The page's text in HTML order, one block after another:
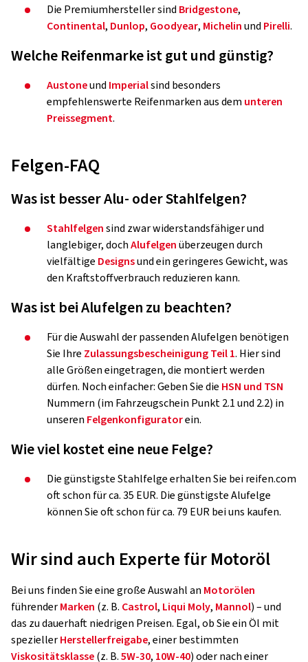
Die Premiumhersteller sind Bridgestone,
Continental, Dunlop, Goodyear, Michelinund Pirelli.
Welche Reifenmarke ist gut und günstig?
Austoneund Imperialsind besonders
empfehlenswerte Reifenmarken aus dem unteren
Preissegment.
Felgen-FAQ
Was ist besser Alu- oder Stahlfelgen?
Stahlfelgensind zwar widerstandsfähiger und
langlebiger, dochAlufelgenüberzeugen durch
vielfältige Designsund ein geringeres Gewicht, was
den Kraftstoffverbrauch reduzieren kann.
Was ist bei Alufelgen zu beachten?
Für die Auswahl der passenden Alufelgen benötigen
Sie Ihre Zulassungsbescheinigung Teil 1. Hier sind
alle Größen eingetragen, die montiert werden
dürfen. Noch einfacher: Geben Sie die HSN und TSN
Nummern (im Fahrzeugschein Punkt 2.1 und 2.2) in
unseren Felgenkonfiguratorein.
Wie viel kostet eine neue Felge?
Die günstigste Stahlfelge erhalten Sie bei reifen.com
oft schon für ca. 35 EUR. Die günstigste Alufelge
können Sie oft schon für ca. 79 EUR bei uns kaufen.
Wir sind auch Experte für Motoröl
Bei uns finden Sie eine große Auswahl an Motorölen
führenderMarken (z. B. Castrol, Liqui Moly, Mannol) – und
das zu dauerhaft niedrigen Preisen. Egal, ob Sie ein Öl mit
speziellerHerstellerfreigabe, einer bestimmten
Viskositätsklasse(z. B.5W-30, 10W-40) oder nach einer